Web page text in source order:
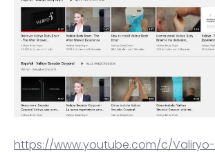
https://www.youtube.com/c/Valiryo-